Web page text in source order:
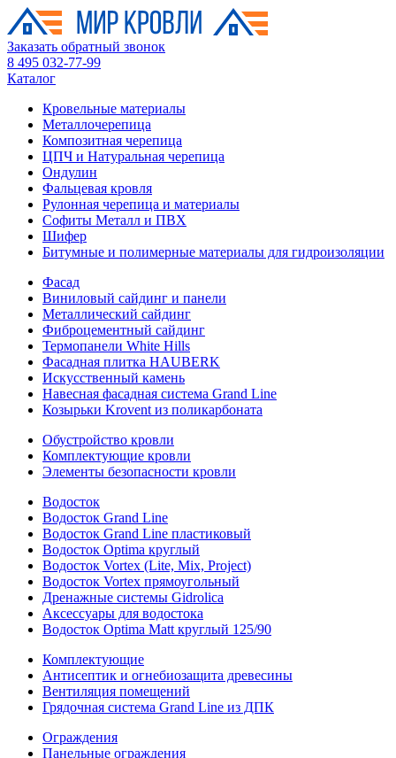
Заказать обратный звонок
8 495 032-77-99
Каталог
Кровельные материалы
Металлочерепица
Композитная черепица
ЦПЧ и Натуральная черепица
Ондулин
Фальцевая кровля
Рулонная черепица и материалы
Софиты Металл и ПВХ
Шифер
Битумные и полимерные материалы для гидроизоляции
Фасад
Виниловый сайдинг и панели
Металлический сайдинг
Фиброцементный сайдинг
Термопанели White Hills
Фасадная плитка HAUBERK
Искусственный камень
Навесная фасадная система Grand Line
Козырьки Krovent из поликарбоната
Обустройство кровли
Комплектующие кровли
Элементы безопасности кровли
Водосток
Водосток Grand Line
Водосток Grand Line пластиковый
Водосток Optima круглый
Водосток Vortex (Lite, Mix, Project)
Водосток Vortex прямоугольный
Дренажные системы Gidrolica
Аксессуары для водостока
Водосток Optima Matt круглый 125/90
Комплектующие
Антисептик и огнебиозащита древесины
Вентиляция помещений
Грядочная система Grand Line из ДПК
Ограждения
Панельные ограждения